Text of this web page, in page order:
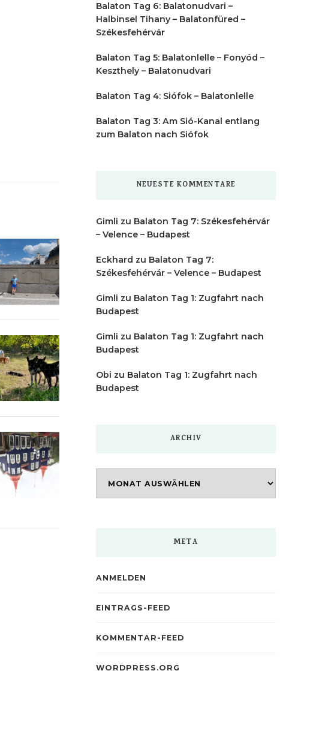
Balaton Tag 6: Balatonudvari –
Halbinsel Tihany – Balatonfüred –
Székesfehérvár
Balaton Tag 5: Balatonlelle – Fonyód –
Keszthely – Balatonudvari
Balaton Tag 4: Siófok – Balatonlelle
Balaton Tag 3: Am Sió-Kanal entlang
zum Balaton nach Siófok
NEUESTE KOMMENTARE
Gimli zu Balaton Tag 7: Székesfehérvár
– Velence – Budapest
Eckhard zu Balaton Tag 7:
Székesfehérvár – Velence – Budapest
Gimli zu Balaton Tag 1: Zugfahrt nach
Budapest
Gimli zu Balaton Tag 1: Zugfahrt nach
Budapest
Obi zu Balaton Tag 1: Zugfahrt nach
Budapest
ARCHIV
META
ANMELDEN
EINTRAGS-FEED
KOMMENTAR-FEED
WORDPRESS.ORG